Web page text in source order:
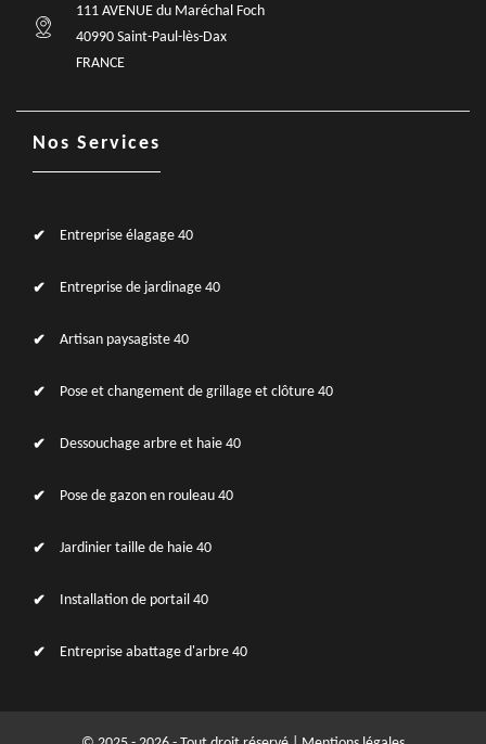
111 AVENUE du Maréchal Foch
40990 Saint-Paul-lès-Dax
FRANCE
Nos Services
Entreprise élagage 40
Entreprise de jardinage 40
Artisan paysagiste 40
Pose et changement de grillage et clôture 40
Dessouchage arbre et haie 40
Pose de gazon en rouleau 40
Jardinier taille de haie 40
Installation de portail 40
Entreprise abattage d'arbre 40